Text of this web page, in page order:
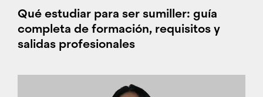
Qué estudiar para ser sumiller: guía
completa de formación, requisitos y
salidas profesionales